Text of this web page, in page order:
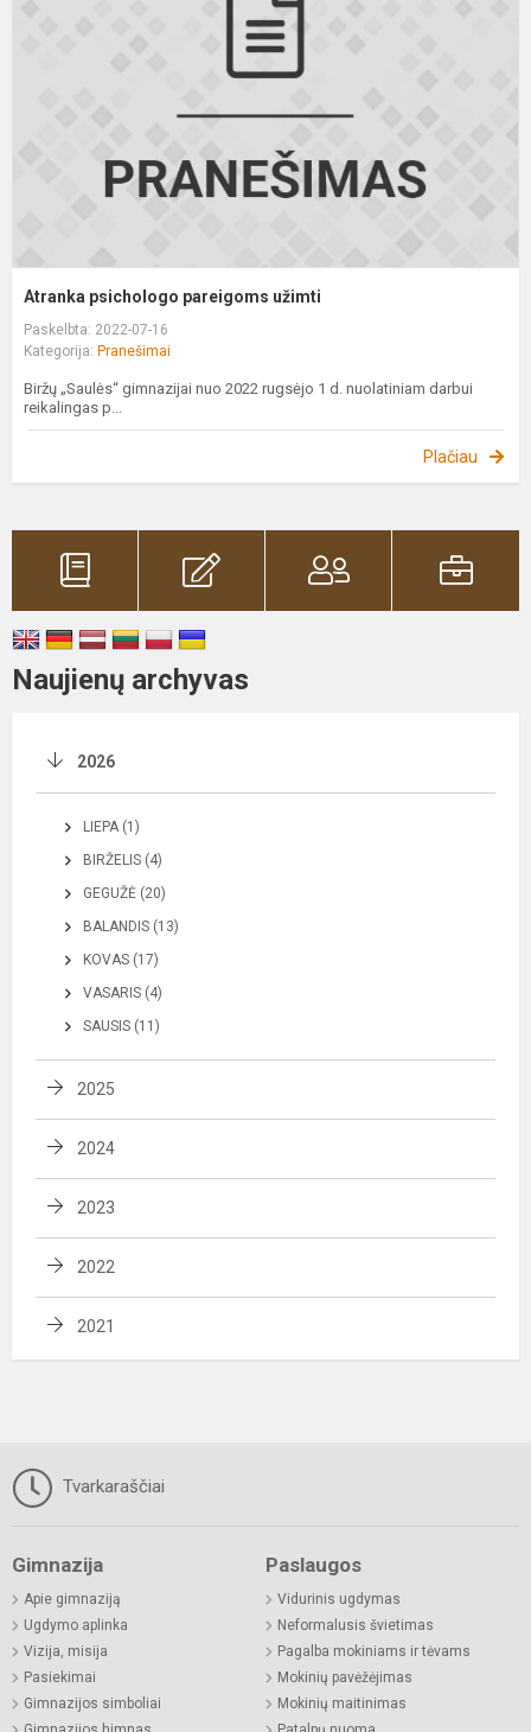
Atranka psichologo pareigoms užimti
Paskelbta: 2022-07-16
Kategorija: Pranešimai
Biržų „Saulės“ gimnazijai nuo 2022 rugsėjo 1 d. nuolatiniam darbui
reikalingas p...
Plačiau
Naujienų archyvas
2026
LIEPA (1)
BIRŽELIS (4)
GEGUŽĖ (20)
BALANDIS (13)
KOVAS (17)
VASARIS (4)
SAUSIS (11)
2025
2024
2023
2022
2021
Tvarkaraščiai
Gimnazija
Apie gimnaziją
Ugdymo aplinka
Vizija, misija
Pasiekimai
Gimnazijos simboliai
Paslaugos
Vidurinis ugdymas
Neformalusis švietimas
Pagalba mokiniams ir tėvams
Mokinių pavėžėjimas
Mokinių maitinimas